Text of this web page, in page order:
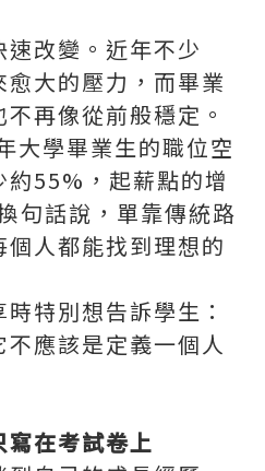
改變。近年不少
大的壓力，而畢業
再像從前般穩定。
大學畢業生的職位空
55%，起薪點的增
句話說，單靠傳統路
人都能找到理想的
特別想告訴學生：
應該是定義一個人
在考試卷上